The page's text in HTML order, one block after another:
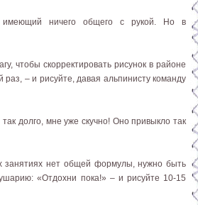
имеющий ничего общего с рукой. Но в
чтобы скорректировать рисунок в районе
– и рисуйте, давая альпинисту команду
долго, мне уже скучно! Оно привыкло так
занятиях нет общей формулы, нужно быть
«Отдохни пока!» – и рисуйте 10-15